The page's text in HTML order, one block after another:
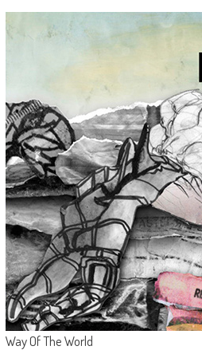
Way Of The World